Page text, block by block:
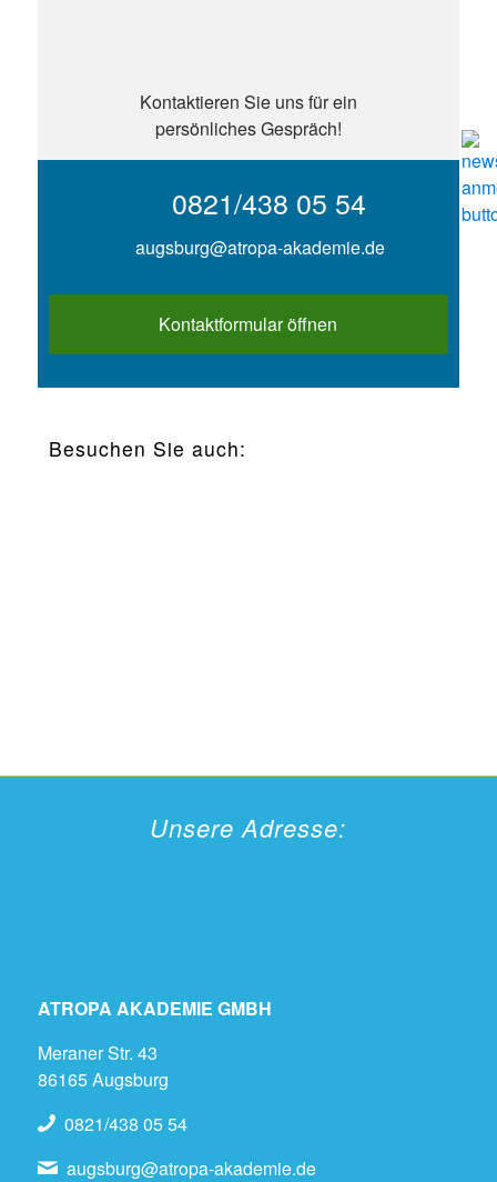
Kontaktieren Sie uns für ein
persönliches Gespräch!
0821/438 05 54
augsburg@atropa-akademie.de
Kontaktformular öffnen
Besuchen Sie auch:
Unsere Adresse:
ATROPA AKADEMIE GMBH
Meraner Str. 43
86165 Augsburg
0821/438 05 54
augsburg@atropa-akademie.de